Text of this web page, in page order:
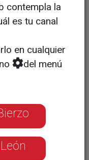
contempla la
es tu canal
en cualquier
del menú
León